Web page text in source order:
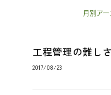
月別ア
工程管理の難しさ
2017/08/23